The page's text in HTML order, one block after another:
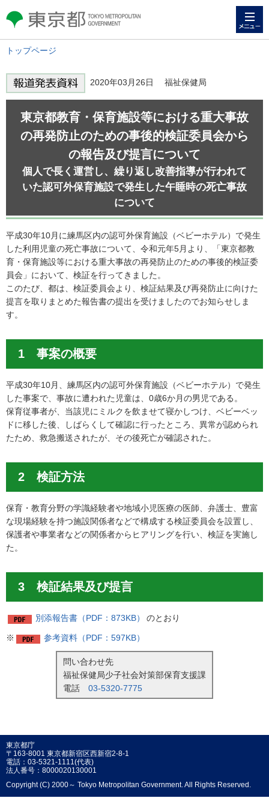
東京都 TOKYO METROPOLITAN
GOVERNMENT
トップページ
2020年03月26日 福祉保健局
東京都教育・保育施設等における重大事故
の再発防止のための事後的検証委員会から
の報告及び提言について
個人で長く運営し、繰り返し改善指導が行われて
いた認可外保育施設で発生した午睡時の死亡事故
について
平成30年10月に練馬区内の認可外保育施設（ベビーホテル）で発生
した利用児童の死亡事故について、令和元年5月より、「東京都教
育・保育施設等における重大事故の再発防止のための事後的検証委
員会」において、検証を行ってきました。
このたび、都は、検証委員会より、検証結果及び再発防止に向けた
提言を取りまとめた報告書の提出を受けましたのでお知らせしま
す。
1 事案の概要
平成30年10月、練馬区内の認可外保育施設（ベビーホテル）で発生
した事案で、事故に遭われた児童は、0歳6か月の男児である。
保育従事者が、当該児にミルクを飲ませて寝かしつけ、ベビーベッ
ドに移した後、しばらくして確認に行ったところ、異常が認められ
たため、救急搬送されたが、その後死亡が確認された。
2 検証方法
保育・教育分野の学識経験者や地域小児医療の医師、弁護士、豊富
な現場経験を持つ施設関係者などで構成する検証委員会を設置し、
保護者や事業者などの関係者からヒアリングを行い、検証を実施し
た。
3 検証結果及び提言
別添報告書（PDF：873KB） のとおり
※ 参考資料（PDF：597KB）
問い合わせ先
福祉保健局少子社会対策部保育支援課
電話 03-5320-7775
東京都庁
〒163-8001 東京都新宿区西新宿2-8-1
電話：03-5321-1111(代表)
法人番号：8000020130001
Copyright (C) 2000～ Tokyo Metropolitan Government. All Rights Reserved.